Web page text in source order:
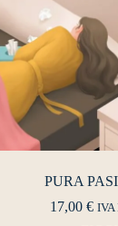
PURA
17,00 € IVA